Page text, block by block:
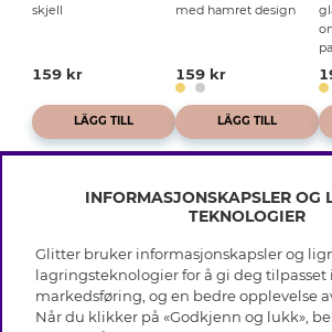
skjell
159 kr
LÄGG TILL
med hamret design
159 kr
LÄGG TILL
INFO
Vilkår
Personvern
OM GLITTER
INFORMASJONSKAPSLER OG
TEKNOLOGIER
Glitter bruker informasjonskapsler og
lagringsteknologier for å gi deg
markedsføring, og en bedre opplevelse
Når du klikker på «Godkjenn og lukk»,